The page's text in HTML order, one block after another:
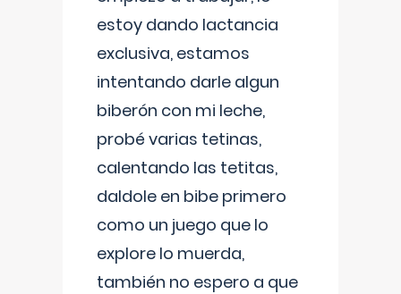
estoy dando lactancia
exclusiva, estamos
intentando darle algun
biberón con mi leche,
probé varias tetinas,
calentando las tetitas,
daldole en bibe primero
como un juego que lo
explore lo muerda,
también no espero a que